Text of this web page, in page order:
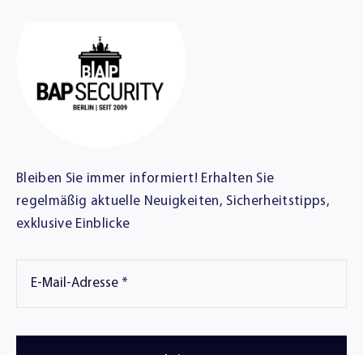
Bleiben Sie immer informiert! Erhalten Sie
regelmäßig aktuelle Neuigkeiten, Sicherheitstipps,
exklusive Einblicke